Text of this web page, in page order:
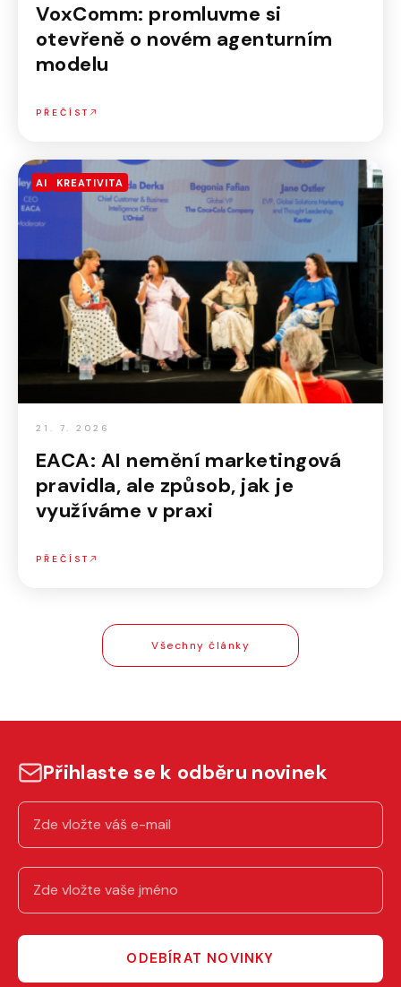
VoxComm: promluvme si
otevřeně o novém agenturním
modelu
PŘEČÍST
AI KREATIVITA
21. 7. 2026
EACA: AI nemění marketingová
pravidla, ale způsob, jak je
využíváme v praxi
PŘEČÍST
Všechny články
Přihlaste se k odběru novinek
ODEBÍRAT NOVINKY